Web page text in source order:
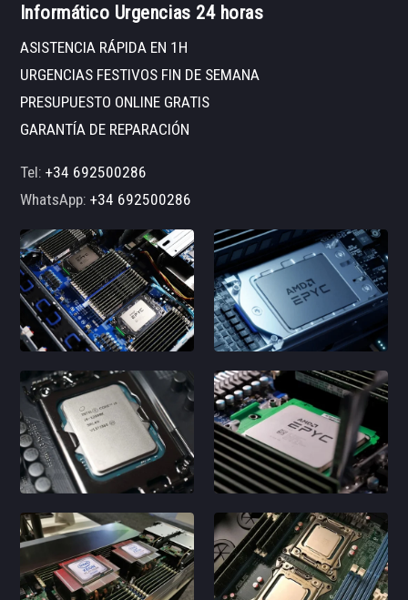
Informático Urgencias 24 horas
ASISTENCIA RÁPIDA EN 1H
URGENCIAS FESTIVOS FIN DE SEMANA
PRESUPUESTO ONLINE GRATIS
GARANTÍA DE REPARACIÓN
Tel:+34 692500286
WhatsApp:+34 692500286